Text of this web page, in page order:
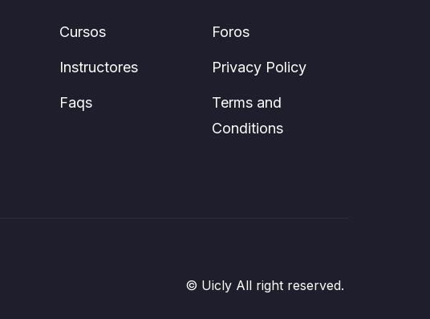
Cursos
Instructores
Faqs
Foros
Privacy Policy
Terms and
Conditions
© Uicly All right reserved.